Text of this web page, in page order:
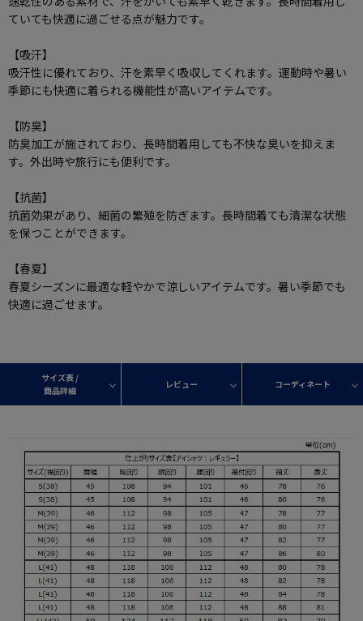
ていても快適に過ごせる点が魅力です。
【吸汗】
吸汗性に優れており、汗を素早く吸収してくれます。運動時や暑い
季節にも快適に着られる機能性が高いアイテムです。
【防臭】
防臭加工が施されており、長時間着用しても不快な臭いを抑えま
す。外出時や旅行にも便利です。
【抗菌】
抗菌効果があり、細菌の繁殖を防ぎます。長時間着ても清潔な状態
を保つことができます。
【春夏】
春夏シーズンに最適な軽やかで涼しいアイテムです。暑い季節でも
快適に過ごせます。
サイズ表 /
商品詳細
レビュー コーディネート